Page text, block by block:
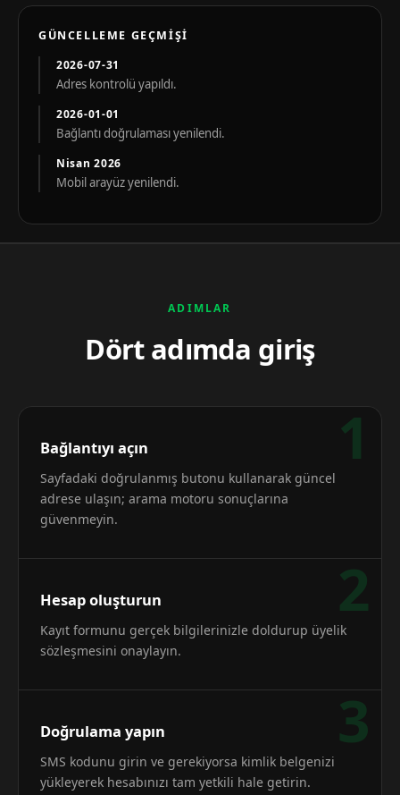
GÜNCELLEME GEÇMIŞI
2026-07-31
Adres kontrolü yapıldı.
2026-01-01
Bağlantı doğrulaması yenilendi.
Nisan 2026
Mobil arayüz yenilendi.
ADIMLAR
Dört adımda giriş
1
Bağlantıyı açın
Sayfadaki doğrulanmış butonu kullanarak güncel
adrese ulaşın; arama motoru sonuçlarına
güvenmeyin.
2
Hesap oluşturun
Kayıt formunu gerçek bilgilerinizle doldurup üyelik
sözleşmesini onaylayın.
3
Doğrulama yapın
SMS kodunu girin ve gerekiyorsa kimlik belgenizi
yükleyerek hesabınızı tam yetkili hale getirin.